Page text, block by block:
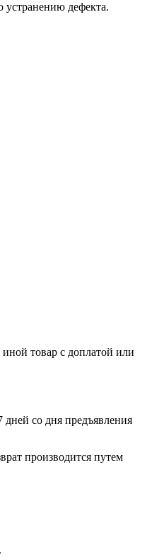
устранению дефекта.
товар с доплатой или
дней со дня предъявления
производится путем